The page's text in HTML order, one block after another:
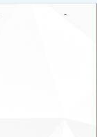
-